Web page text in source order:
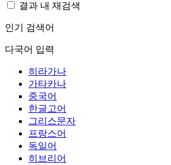
결과 내 재검색
인기 검색어
다국어 입력
히라가나
가타카나
중국어
한글고어
그리스문자
프랑스어
독일어
히브리어